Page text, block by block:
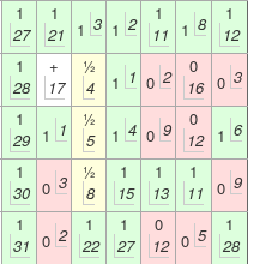
1
27
1
21
1 3 1 2
1
11
1 8
1
12
1
28
+
17
½
4
1 1 0 2
0
16 0 3
1
29
1 1
½
5
1 4 0 9
0
12
1 6
1
30 0 3
½
8
1
15
1
13
1
11
0 9
1
31 0 2
1
22
1
27
0
12 0 5
1
28